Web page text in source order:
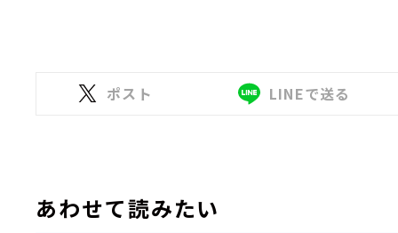
ポスト LINEで送る
あわせて読みたい